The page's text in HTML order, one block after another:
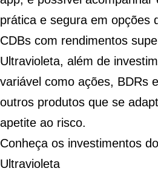
prática e segura em opções
CDBs com rendimentos
Ultravioleta, além de
variável como ações, BDRs
outros produtos que se
apetite ao risco.
Conheça os investimentos
Ultravioleta